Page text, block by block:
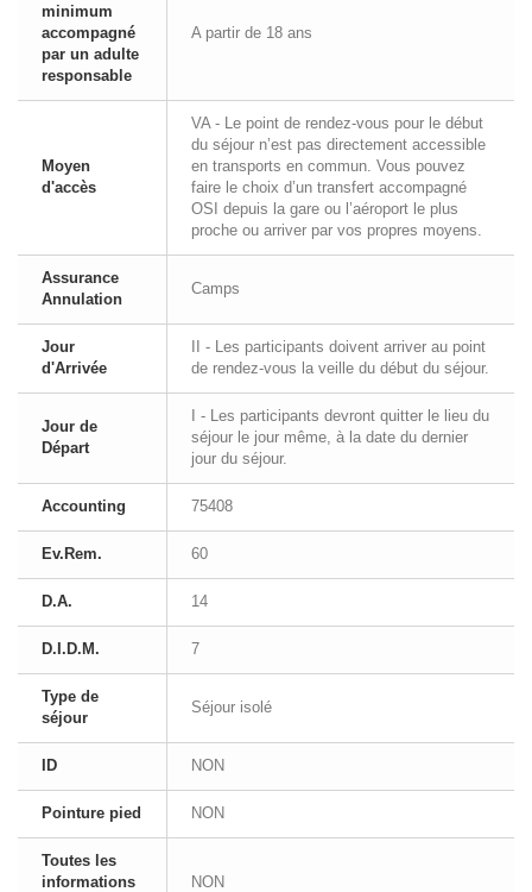
minimum
accompagné
par un adulte
responsable
A partir de 18 ans
Moyen
d'accès
VA - Le point de rendez-vous pour le début
du séjour n’est pas directement accessible
en transports en commun. Vous pouvez
faire le choix d’un transfert accompagné
OSI depuis la gare ou l’aéroport le plus
proche ou arriver par vos propres moyens.
Assurance
Annulation
Camps
Jour
d'Arrivée
II - Les participants doivent arriver au point
de rendez-vous la veille du début du séjour.
Jour de
Départ
I - Les participants devront quitter le lieu du
séjour le jour même, à la date du dernier
jour du séjour.
Accounting 75408
Ev.Rem. 60
D.A. 14
D.I.D.M. 7
Type de
séjour
Séjour isolé
ID NON
Pointure pied NON
Toutes les
informations
NON